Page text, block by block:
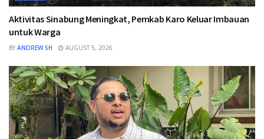
Aktivitas Sinabung Meningkat, Pemkab Karo Keluar Imbauan
untuk Warga
BY ANDREW SH AUGUST 5, 2026